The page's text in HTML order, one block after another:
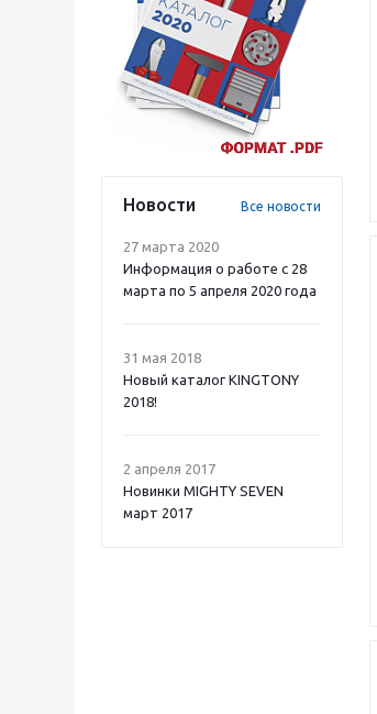
Новости Все новости
27 марта 2020
Информация о работе с 28
марта по 5 апреля 2020 года
31 мая 2018
Новый каталог KINGTONY
2018!
2 апреля 2017
Новинки MIGHTY SEVEN
март 2017